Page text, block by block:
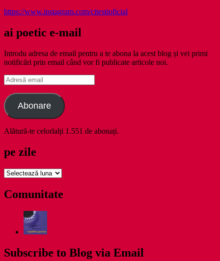
https://www.instagram.com/citestioficial
ai poetic e-mail
Introdu adresa de email pentru a te abona la acest blog și vei primi
notificări prin email când vor fi publicate articole noi.
Adresă
email
Abonare
Alătură-te celorlalți 1.551 de abonați.
pe zile
pe
Comunitate
Subscribe to Blog via Email